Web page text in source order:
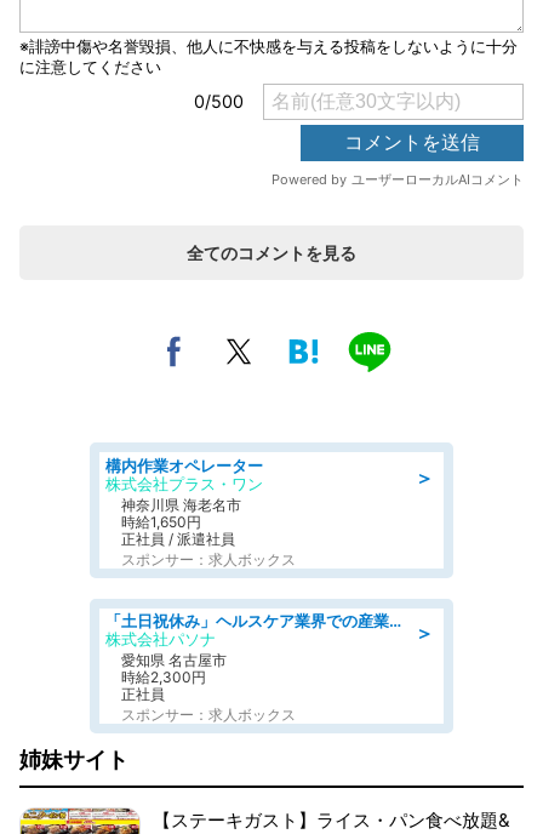
全てのコメントを見る
＞
構内作業オペレーター
株式会社プラス・ワン
神奈川県 海老名市
時給1,650円
正社員 / 派遣社員
スポンサー：求人ボックス
＞
「土日祝休み」ヘルスケア業界での産業保健師業務/看護師/高時給/未経験OK/要資格:正看護師
株式会社パソナ
愛知県 名古屋市
時給2,300円
正社員
スポンサー：求人ボックス
姉妹サイト
【ステーキガスト】ライス・パン食べ放題&